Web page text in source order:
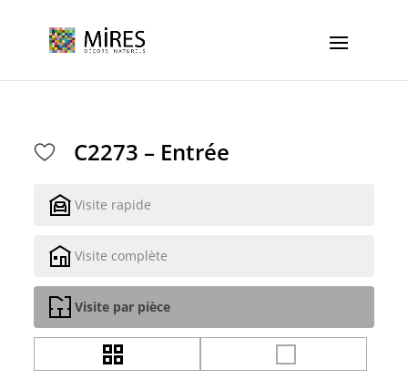
C2273 – Entrée
Visite rapide
Visite complète
Visite par pièce